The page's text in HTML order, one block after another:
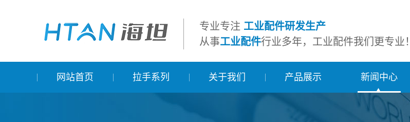
专业专注 工业配件研发生产
从事工业配件行业多年，工业配件我们更专业！
网站首页 拉手系列 关于我们 产品展示 新闻中心